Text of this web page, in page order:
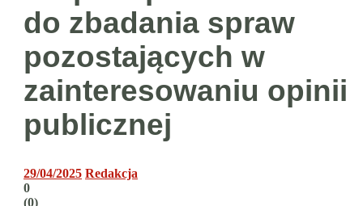
do zbadania spraw
pozostających w
zainteresowaniu opinii
publicznej
29/04/2025 Redakcja
0
(0)